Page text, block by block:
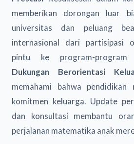
memberikan dorongan luar
universitas dan peluang
internasional dari partisipasi
pintu ke program-program
Dukungan Berorientasi
memahami bahwa pendidikan
komitmen keluarga. Update
dan konsultasi membantu
perjalanan matematika anak